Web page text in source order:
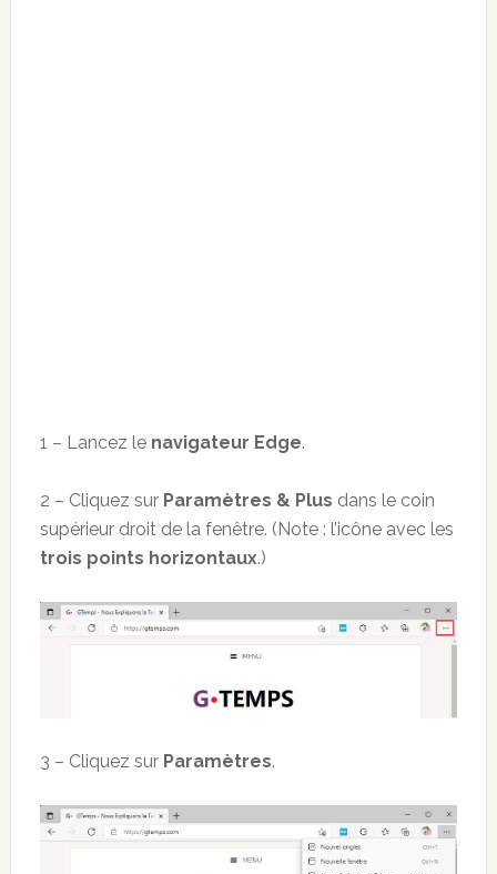
1 – Lancez le navigateur Edge.
2 – Cliquez sur Paramètres & Plus dans le coin
supérieur droit de la fenêtre. (Note : l’icône avec les
trois points horizontaux.)
3 – Cliquez sur Paramètres.